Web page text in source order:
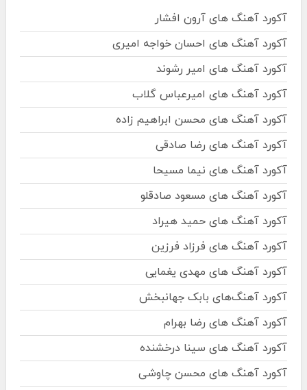
آکورد آهنگ های آرون افشار
آکورد آهنگ های احسان خواجه امیری
آکورد آهنگ های امیر رشوند
آکورد آهنگ های امیرعباس گلاب
آکورد آهنگ های محسن ابراهیم زاده
آکورد آهنگ های رضا صادقی
آکورد آهنگ های نیما مسیحا
آکورد آهنگ های مسعود صادقلو
آکورد آهنگ های حمید هیراد
آکورد آهنگ های فرزاد فرزین
آکورد آهنگ های مهدی یغمایی
آکورد آهنگ‌های بابک جهانبخش
آکورد آهنگ های رضا بهرام
آکورد آهنگ های سینا درخشنده
آکورد آهنگ های محسن چاوشی